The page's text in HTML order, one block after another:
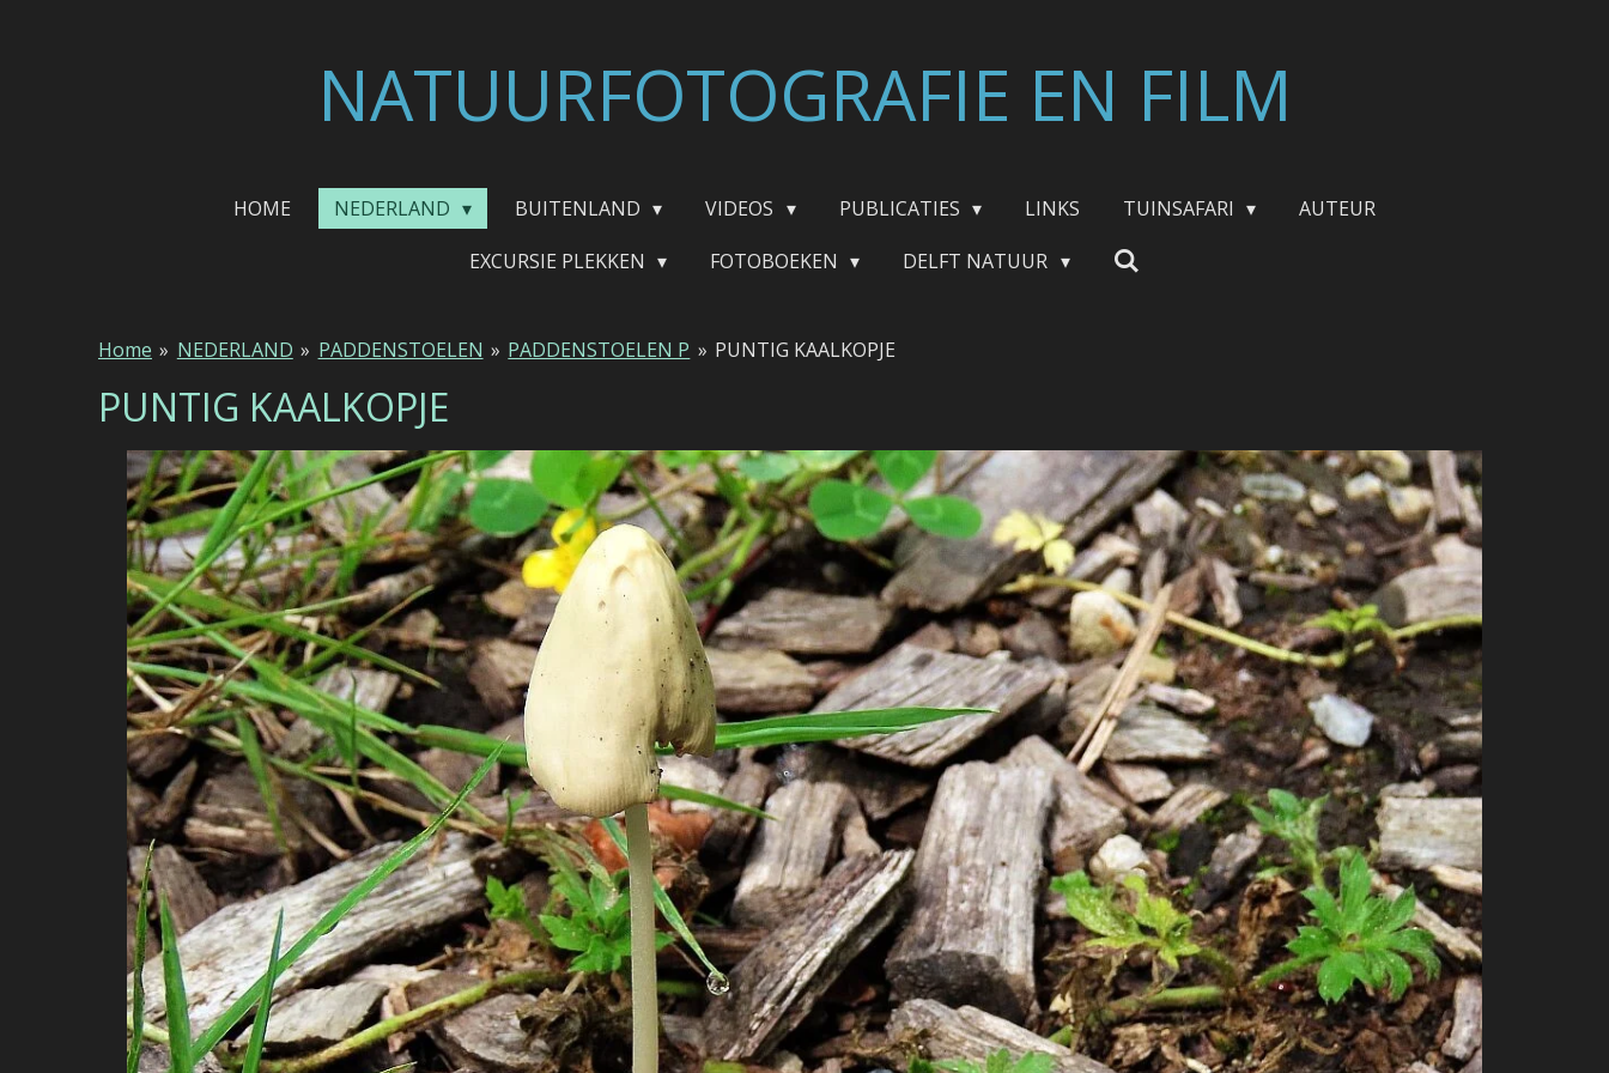
NATUURFOTOGRAFIE EN FILM
HOME NEDERLAND BUITENLAND VIDEOS PUBLICATIES LINKS TUINSAFARI
AUTEUR
EXCURSIE PLEKKEN
FOTOBOEKEN DELFT NATUUR
Home » NEDERLAND » PADDENSTOELEN » PADDENSTOELEN P » PUNTIG KAALKOPJE
PUNTIG KAALKOPJE